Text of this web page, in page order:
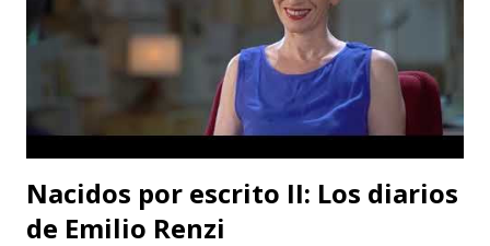
(dónde La Casa Del Silencio tiene una presencia significativa
ya que el teatro físico tiene un lugar muy importante en la
escena Portuguesa), posteriormente irán a Valencia y
Barcelona. Juan Carlos Agudelo P...
Nacidos por escrito II: Los diarios
de Emilio Renzi